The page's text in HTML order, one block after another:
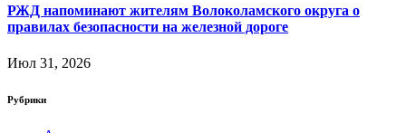
РЖД напоминают жителям Волоколамского округа о
правилах безопасности на железной дороге
Июл 31, 2026
Рубрики